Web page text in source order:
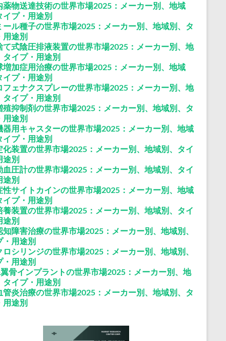
薬物送達技術の世界市場2025：メーカー別、地域
イプ・用途別
ール種子の世界市場2025：メーカー別、地域別、タ
用途別
て式陰圧排液装置の世界市場2025：メーカー別、地
タイプ・用途別
増加症用治療の世界市場2025：メーカー別、地域
イプ・用途別
フェナクスプレーの世界市場2025：メーカー別、地
タイプ・用途別
殖抑制剤の世界市場2025：メーカー別、地域別、タ
用途別
器用キャスターの世界市場2025：メーカー別、地域
イプ・用途別
化装置の世界市場2025：メーカー別、地域別、タイ
途別
血圧計の世界市場2025：メーカー別、地域別、タイ
途別
性サイトカインの世界市場2025：メーカー別、地域
イプ・用途別
養装置の世界市場2025：メーカー別、地域別、タイ
途別
知障害治療の世界市場2025：メーカー別、地域別、
・用途別
ロシリンジの世界市場2025：メーカー別、地域別、
・用途別
骨インプラントの世界市場2025：メーカー別、地
タイプ・用途別
管炎治療の世界市場2025：メーカー別、地域別、タ
用途別